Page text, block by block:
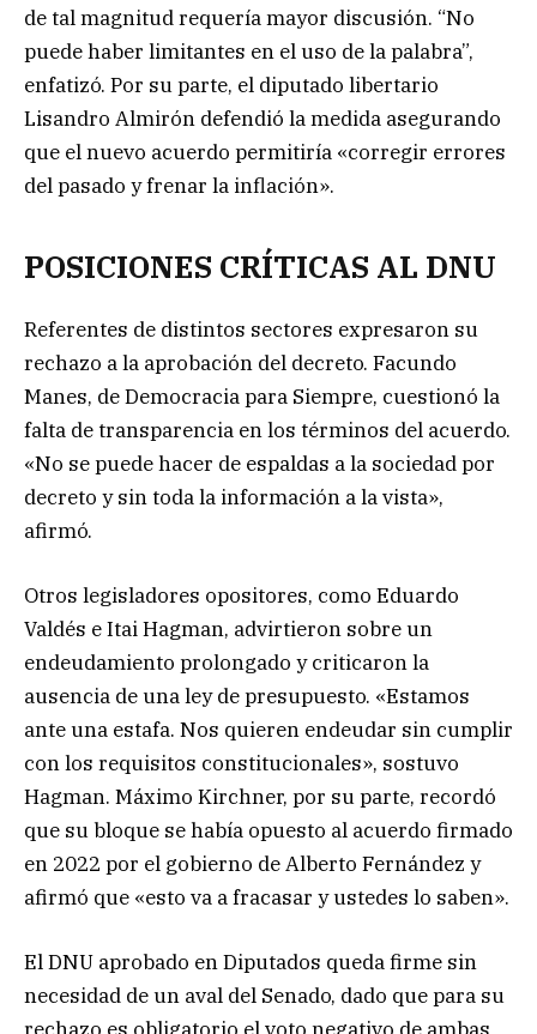
de tal magnitud requería mayor discusión. “No
puede haber limitantes en el uso de la palabra”,
enfatizó. Por su parte, el diputado libertario
Lisandro Almirón defendió la medida asegurando
que el nuevo acuerdo permitiría «corregir errores
del pasado y frenar la inflación».
POSICIONES CRÍTICAS AL DNU
Referentes de distintos sectores expresaron su
rechazo a la aprobación del decreto. Facundo
Manes, de Democracia para Siempre, cuestionó la
falta de transparencia en los términos del acuerdo.
«No se puede hacer de espaldas a la sociedad por
decreto y sin toda la información a la vista»,
afirmó.
Otros legisladores opositores, como Eduardo
Valdés e Itai Hagman, advirtieron sobre un
endeudamiento prolongado y criticaron la
ausencia de una ley de presupuesto. «Estamos
ante una estafa. Nos quieren endeudar sin cumplir
con los requisitos constitucionales», sostuvo
Hagman. Máximo Kirchner, por su parte, recordó
que su bloque se había opuesto al acuerdo firmado
en 2022 por el gobierno de Alberto Fernández y
afirmó que «esto va a fracasar y ustedes lo saben».
El DNU aprobado en Diputados queda firme sin
necesidad de un aval del Senado, dado que para su